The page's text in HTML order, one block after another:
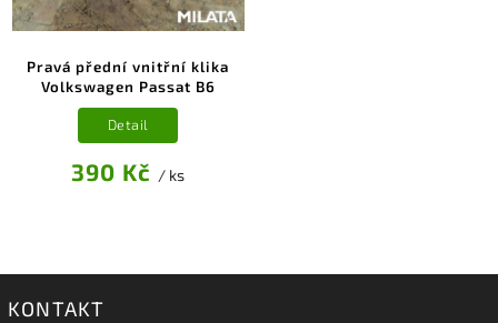
Pravá přední vnitřní klika
Volkswagen Passat B6
390 Kč / ks
Detail
KONTAKT